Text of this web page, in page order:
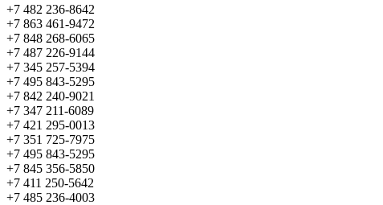
+7 482 236-8642
+7 863 461-9472
+7 848 268-6065
+7 487 226-9144
+7 345 257-5394
+7 495 843-5295
+7 842 240-9021
+7 347 211-6089
+7 421 295-0013
+7 351 725-7975
+7 495 843-5295
+7 845 356-5850
+7 411 250-5642
+7 485 236-4003